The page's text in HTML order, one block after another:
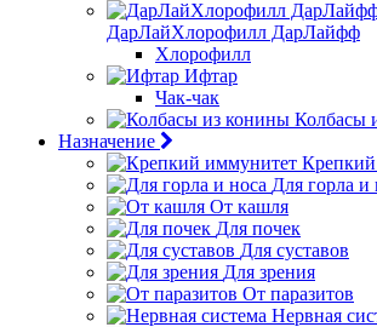
ДарЛайХлорофилл ДарЛайфф
Хлорофилл
Ифтар
Чак-чак
Колбасы
Назначение
Для горла и
От кашля
Для почек
Для суставов
Для зрения
От паразитов
Нервная